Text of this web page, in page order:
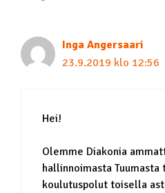
Inga Angersaari
23.9.2019 klo 12:56
Hei!
Olemme Diakonia
hallinnoimasta
koulutuspolut toisella